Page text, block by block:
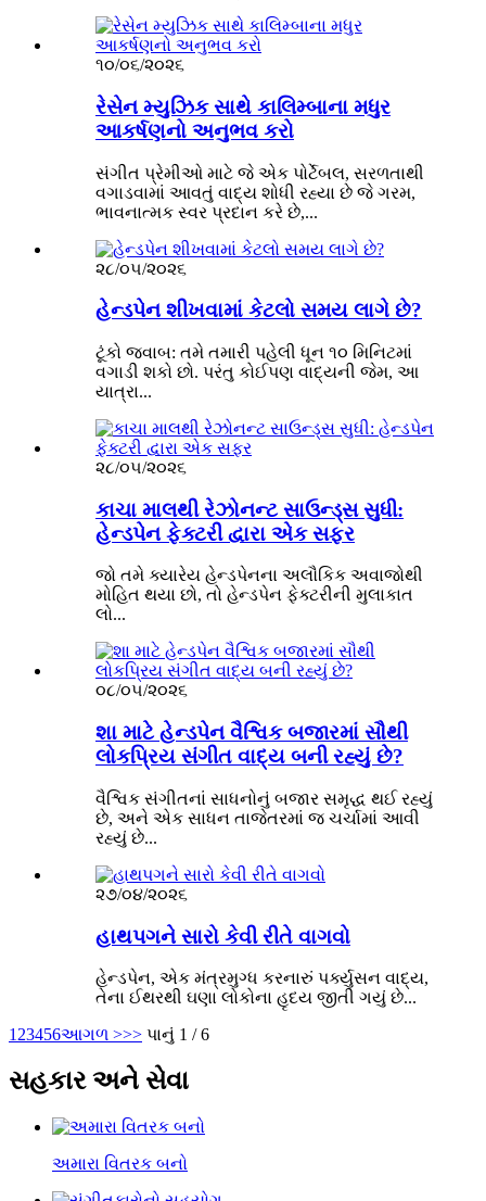
૧૦/૦૬/૨૦૨૬
રેસેન મ્યુઝિક સાથે કાલિમ્બાના મધુર
આકર્ષણનો અનુભવ કરો
સંગીત પ્રેમીઓ માટે જે એક પોર્ટેબલ, સરળતાથી
વગાડવામાં આવતું વાદ્ય શોધી રહ્યા છે જે ગરમ,
ભાવનાત્મક સ્વર પ્રદાન કરે છે,...
૨૮/૦૫/૨૦૨૬
હેન્ડપેન શીખવામાં કેટલો સમય લાગે છે?
ટૂંકો જવાબ: તમે તમારી પહેલી ધૂન ૧૦ મિનિટમાં
વગાડી શકો છો. પરંતુ કોઈપણ વાદ્યની જેમ, આ
યાત્રા...
૨૮/૦૫/૨૦૨૬
કાચા માલથી રેઝોનન્ટ સાઉન્ડ્સ સુધી:
હેન્ડપેન ફેક્ટરી દ્વારા એક સફર
જો તમે ક્યારેય હેન્ડપેનના અલૌકિક અવાજોથી
મોહિત થયા છો, તો હેન્ડપેન ફેક્ટરીની મુલાકાત
લો...
૦૮/૦૫/૨૦૨૬
શા માટે હેન્ડપેન વૈશ્વિક બજારમાં સૌથી
લોકપ્રિય સંગીત વાદ્ય બની રહ્યું છે?
વૈશ્વિક સંગીતનાં સાધનોનું બજાર સમૃદ્ધ થઈ રહ્યું
છે, અને એક સાધન તાજેતરમાં જ ચર્ચામાં આવી
રહ્યું છે...
૨૭/૦૪/૨૦૨૬
હાથપગને સારો કેવી રીતે વાગવો
હેન્ડપેન, એક મંત્રમુગ્ધ કરનારું પર્ક્યુસન વાદ્ય,
તેના ઈથરથી ઘણા લોકોના હૃદય જીતી ગયું છે...
1 23456આગળ >>> પાનું 1 / 6
સહકાર અને સેવા
અમારા વિતરક બનો